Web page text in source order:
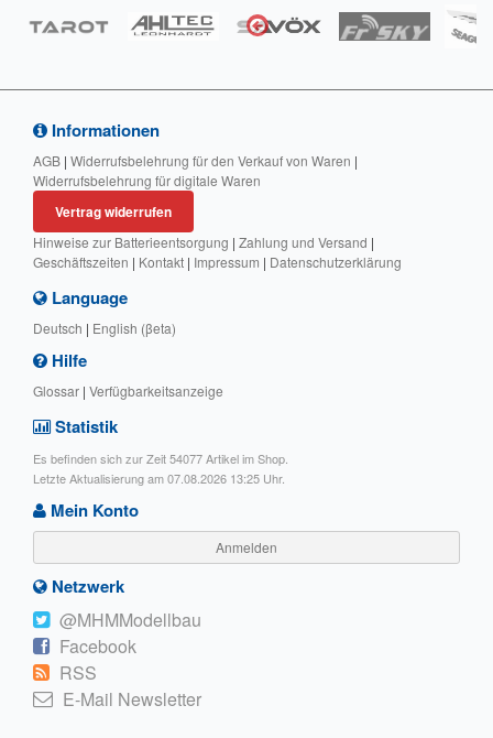
Informationen
AGB | Widerrufsbelehrung für den Verkauf von Waren |
Widerrufsbelehrung für digitale Waren
Vertrag widerrufen
Hinweise zur Batterieentsorgung | Zahlung und Versand |
Geschäftszeiten | Kontakt | Impressum | Datenschutzerklärung
Language
Deutsch | English (βeta)
Hilfe
Glossar | Verfügbarkeitsanzeige
Statistik
Es befinden sich zur Zeit 54077 Artikel im Shop.
Letzte Aktualisierung am 07.08.2026 13:25 Uhr.
Mein Konto
Anmelden
Netzwerk
@MHMModellbau
Facebook
RSS
E-Mail Newsletter